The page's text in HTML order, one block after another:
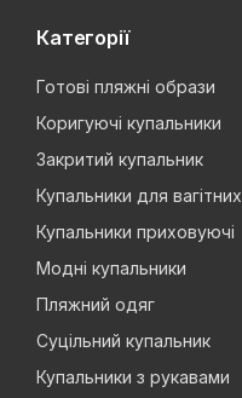
Категорії
Готові пляжні образи
Коригуючі купальники
Закритий купальник
Купальники для вагітних
Купальники приховуючі
Модні купальники
Пляжний одяг
Суцільний купальник
Купальники з рукавами